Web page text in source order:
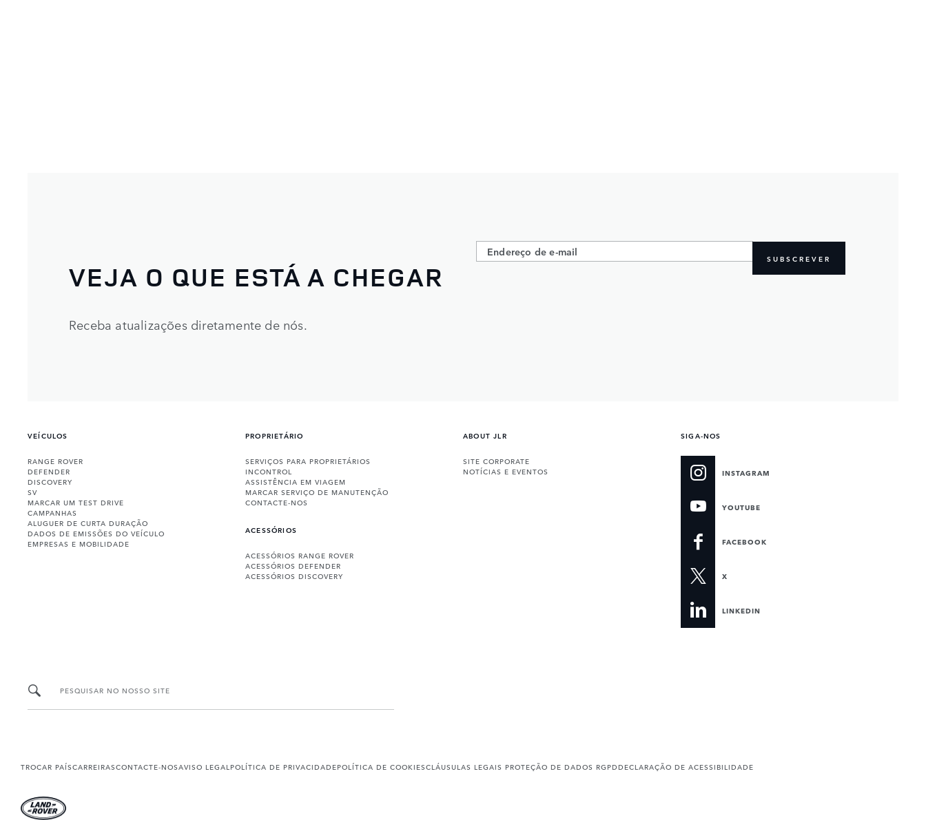
VEJA O QUE ESTÁ A CHEGAR
Receba atualizações diretamente de nós.
SUBSCREVER
VEÍCULOS
RANGE ROVER
DEFENDER
DISCOVERY
SV
MARCAR UM TEST DRIVE
CAMPANHAS
ALUGUER DE CURTA DURAÇÃO
DADOS DE EMISSÕES DO VEÍCULO
EMPRESAS E MOBILIDADE
PROPRIETÁRIO
SERVIÇOS PARA PROPRIETÁRIOS
INCONTROL
ASSISTÊNCIA EM VIAGEM
MARCAR SERVIÇO DE MANUTENÇÃO
CONTACTE-NOS
ACESSÓRIOS
ACESSÓRIOS RANGE ROVER
ACESSÓRIOS DEFENDER
ACESSÓRIOS DISCOVERY
ABOUT JLR
SITE CORPORATE
NOTÍCIAS E EVENTOS
SIGA-NOS
INSTAGRAM
YOUTUBE
FACEBOOK
X
LINKEDIN
PESQUISAR NO NOSSO SITE
TROCAR PAÍSCARREIRASCONTACTE-NOSAVISO LEGAL POLÍTICA DE PRIVACIDADEPOLÍTICA DE COOKIESCLÁUSULAS LEGAIS PROTEÇÃO DE DADOS RGPDDECLARAÇÃO DE ACESSIBILIDADE